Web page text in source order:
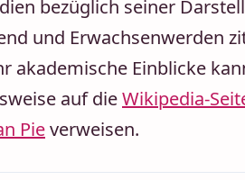
bezüglich seiner
und Erwachsenwerden
akademische Einblicke
auf dieWikipedia-
Pieverweisen.